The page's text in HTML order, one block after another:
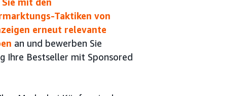
Taktiken von
erneut relevante
an und bewerben Sie
Ihre Bestseller mit Sponsored